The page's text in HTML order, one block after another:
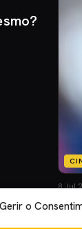
Gerir o
8 Jul